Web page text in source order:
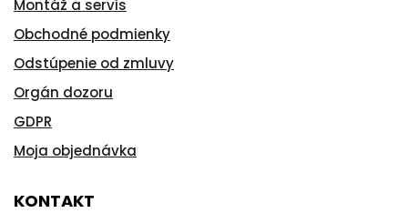
Montáž a servis
Obchodné podmienky
Odstúpenie od zmluvy
Orgán dozoru
GDPR
Moja objednávka
KONTAKT